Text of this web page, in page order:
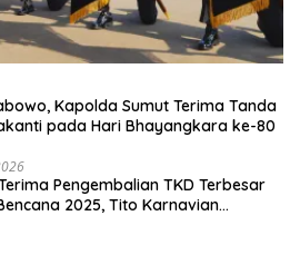
Kapolda Sumut Terima Tanda
pada Hari Bhayangkara ke-80
Pengembalian TKD Terbesar
2025, Tito Karnavian